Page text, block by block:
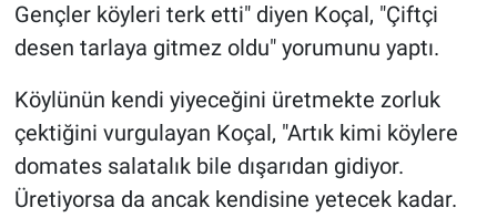
Gençler köyleri terk etti" diyen Koçal, "Çiftçi
desen tarlaya gitmez oldu" yorumunu yaptı.
Köylünün kendi yiyeceğini üretmekte zorluk
çektiğini vurgulayan Koçal, "Artık kimi köylere
domates salatalık bile dışarıdan gidiyor.
Üretiyorsa da ancak kendisine yetecek kadar.